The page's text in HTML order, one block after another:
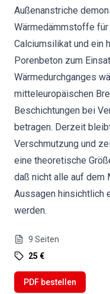
Außenanstriche
Wärmedämmstoffe
Calciumsilikat und ein
Porenbeton zum
Wärmedurchganges
mitteleuropäischen
Beschichtungen bei
betragen. Derzeit
Verschmutzung und
eine theoretische
daß nicht alle auf dem
Aussagen hinsichtlich
werden.
9 Seiten
25 €
PDF bestellen